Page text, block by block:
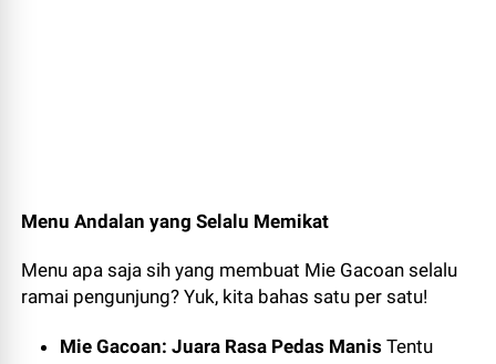
Menu Andalan yang Selalu Memikat
Menu apa saja sih yang membuat Mie Gacoan selalu
ramai pengunjung? Yuk, kita bahas satu per satu!
Mie Gacoan: Juara Rasa Pedas Manis Tentu